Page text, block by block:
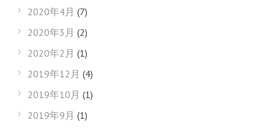
2020年4月 (7)
2020年3月 (2)
2020年2月 (1)
2019年12月 (4)
2019年10月 (1)
2019年9月 (1)